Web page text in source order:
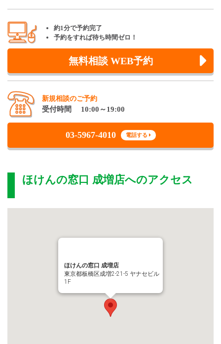
約1分で予約完了
予約をすれば待ち時間ゼロ！
無料相談 WEB予約
新規相談のご予約
受付時間 10:00～19:00
03-5967-4010 電話する
ほけんの窓口 成増店へのアクセス
ほけんの窓口 成増店
東京都板橋区成増2-21-5 ヤナセビル
1F